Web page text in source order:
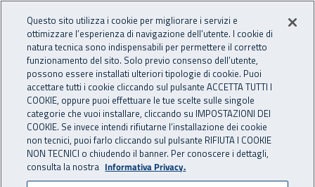
INAIL - Istituto Nazionale
Apri cerca
Navigazione principale
Navigazione - Ti trovi in:
Home Inail comunica News
09 settembre 2024
Questo sito utilizza i cookie per migliorare i servizi e
ottimizzare l’esperienza di navigazione dell’utente. I cookie di
natura tecnica sono indispensabili per permettere il corretto
funzionamento del sito. Solo previo consenso dell’utente,
possono essere installati ulteriori tipologie di cookie. Puoi
accettare tutti i cookie cliccando sul pulsante ACCETTA TUTTI I
COOKIE, oppure puoi effettuare le tue scelte sulle singole
categorie che vuoi installare, cliccando su IMPOSTAZIONI DEI
COOKIE. Se invece intendi rifiutarne l’installazione dei cookie
non tecnici, puoi farlo cliccando sul pulsante RIFIUTA I COOKIE
NON TECNICI o chiudendo il banner. Per conoscere i dettagli,
consulta la nostra Informativa Privacy.